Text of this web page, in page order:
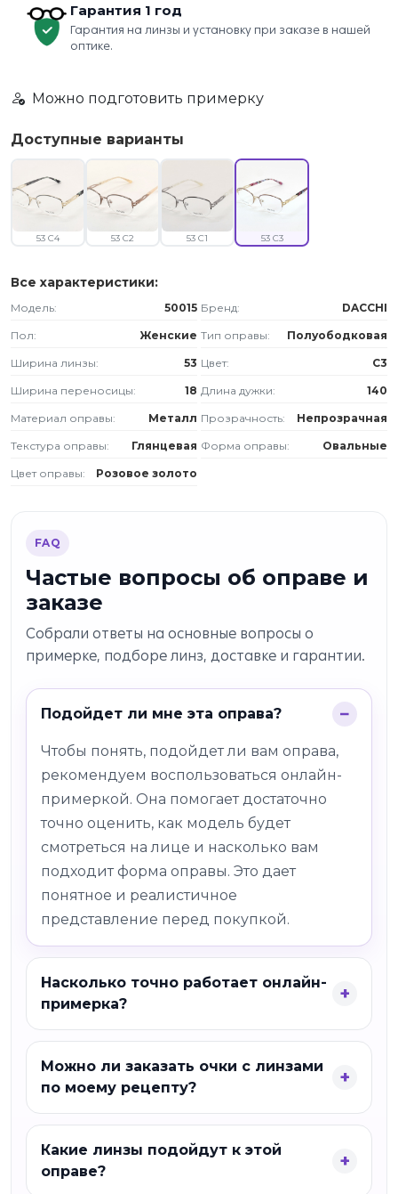
Гарантия 1 год
Гарантия на линзы и установку при заказе в нашей
оптике.
Можно подготовить примерку
Доступные варианты
53 C4 53 C2 53 C1 53 C3
Все характеристики:
Модель: 50015 Бренд: DACCHI
Пол: Женские Тип оправы: Полуободковая
Ширина линзы: 53 Цвет: C3
Ширина переносицы: 18 Длина дужки: 140
Материал оправы: Металл Прозрачность: Непрозрачная
Текстура оправы: Глянцевая Форма оправы: Овальные
Цвет оправы: Розовое золото
FAQ
Частые вопросы об оправе и
заказе
Собрали ответы на основные вопросы о
примерке, подборе линз, доставке и гарантии.
Подойдет ли мне эта оправа?
Чтобы понять, подойдет ли вам оправа,
рекомендуем воспользоваться онлайн-
примеркой. Она помогает достаточно
точно оценить, как модель будет
смотреться на лице и насколько вам
подходит форма оправы. Это дает
понятное и реалистичное
представление перед покупкой.
Насколько точно работает онлайн-
примерка?
Можно ли заказать очки с линзами
по моему рецепту?
Какие линзы подойдут к этой
оправе?